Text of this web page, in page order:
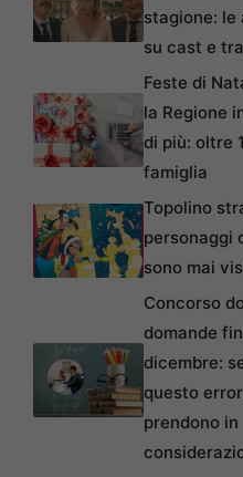
stagione: le
su cast e
Feste di
la Regione
di più: oltre
famiglia
Topolino
personaggi
sono mai
Concorso
domande
dicembre:
questo
prendono in